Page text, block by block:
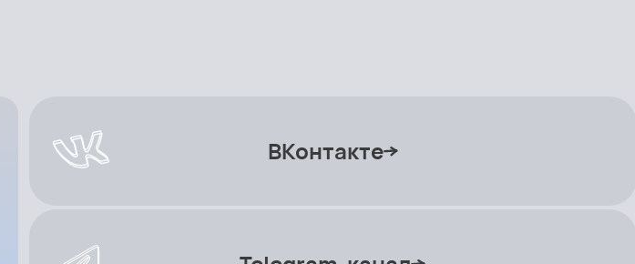
ВКонтакте